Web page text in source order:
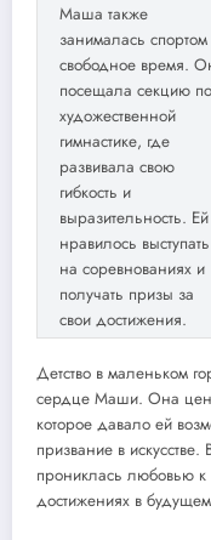
Маша также
занималась спортом
свободное время.
посещала секцию по
художественной
гимнастике, где
развивала свою
гибкость и
выразительность. Ей
нравилось выступать
на соревнованиях и
получать призы за
свои достижения.
Детство в маленьком
сердце Маши. Она
которое давало ей
призвание в
прониклась любовью
достижениях в